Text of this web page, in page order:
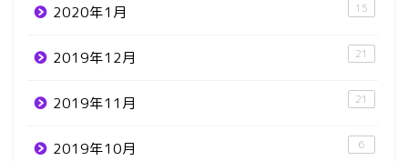
2020年1月 15
2019年12月 21
2019年11月 21
2019年10月 6